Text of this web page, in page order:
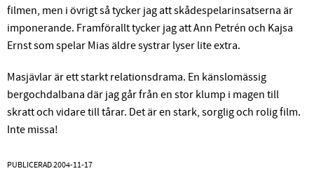
filmen, men i övrigt så tycker jag att skådespelarinsatserna är
imponerande. Framförallt tycker jag att Ann Petrén och Kajsa
Ernst som spelar Mias äldre systrar lyser lite extra.
Masjävlar är ett starkt relationsdrama. En känslomässig
bergochdalbana där jag går från en stor klump i magen till
skratt och vidare till tårar. Det är en stark, sorglig och rolig film.
Inte missa!
PUBLICERAD2004-11-17